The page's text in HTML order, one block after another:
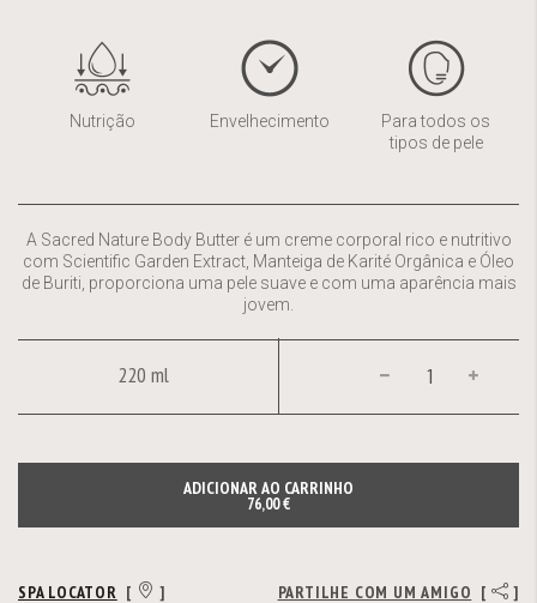
Nutrição Envelhecimento
Para todos os
tipos de pele
A Sacred Nature Body Butter é um creme corporal rico e nutritivo
com Scientific Garden Extract, Manteiga de Karité Orgânica e Óleo
de Buriti, proporciona uma pele suave e com uma aparência mais
jovem.
ADICIONAR AO CARRINHO
76,00 €
220 ml
SPA LOCATOR [ ] PARTILHE COM UM AMIGO [ ]